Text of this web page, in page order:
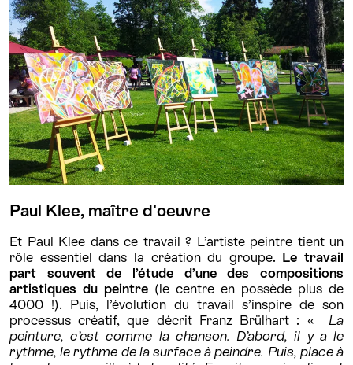
Paul Klee, maître d'oeuvre
Et Paul Klee dans ce travail ? L’artiste peintre tient un
rôle essentiel dans la création du groupe. Le travail
part souvent de l’étude d’une des compositions
artistiques du peintre (le centre en possède plus de
4000 !). Puis, l’évolution du travail s’inspire de son
processus créatif, que décrit Franz Brülhart : « La
peinture, c’est comme la chanson. D’abord, il y a le
rythme, le rythme de la surface à peindre. Puis, place à